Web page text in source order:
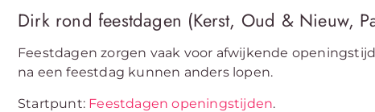
Dirk rond feestdagen (Kerst, Oud & Nieuw,
Feestdagen zorgen vaak voor afwijkende
na een feestdag kunnen anders lopen.
Startpunt: Feestdagen openingstijden.